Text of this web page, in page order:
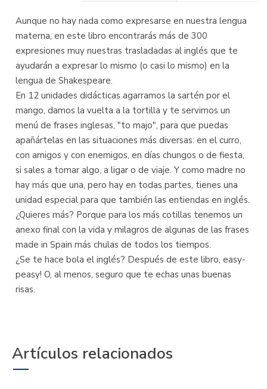
Aunque no hay nada como expresarse en nuestra lengua
materna, en este libro encontrarás más de 300
expresiones muy nuestras trasladadas al inglés que te
ayudarán a expresar lo mismo (o casi lo mismo) en la
lengua de Shakespeare.
En 12 unidades didácticas agarramos la sartén por el
mango, damos la vuelta a la tortilla y te servimos un
menú de frases inglesas, "to majo", para que puedas
apañártelas en las situaciones más diversas: en el curro,
con amigos y con enemigos, en días chungos o de fiesta,
si sales a tomar algo, a ligar o de viaje. Y como madre no
hay más que una, pero hay en todas partes, tienes una
unidad especial para que también las entiendas en inglés.
¿Quieres más? Porque para los más cotillas tenemos un
anexo final con la vida y milagros de algunas de las frases
made in Spain más chulas de todos los tiempos.
¿Se te hace bola el inglés? Después de este libro, easy-
peasy! O, al menos, seguro que te echas unas buenas
risas.
Artículos relacionados